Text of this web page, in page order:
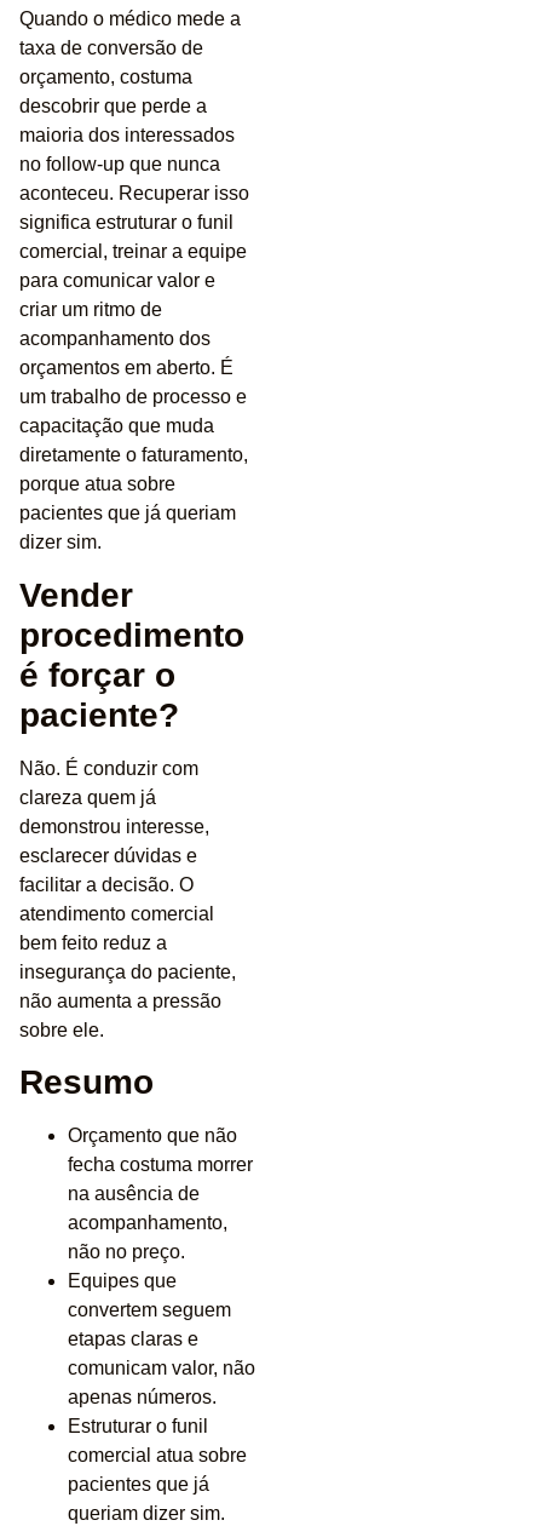
Quando o médico mede a
taxa de conversão de
orçamento, costuma
descobrir que perde a
maioria dos interessados
no follow-up que nunca
aconteceu. Recuperar isso
significa estruturar o funil
comercial, treinar a equipe
para comunicar valor e
criar um ritmo de
acompanhamento dos
orçamentos em aberto. É
um trabalho de processo e
capacitação que muda
diretamente o faturamento,
porque atua sobre
pacientes que já queriam
dizer sim.
Vender
procedimento
é forçar o
paciente?
Não. É conduzir com
clareza quem já
demonstrou interesse,
esclarecer dúvidas e
facilitar a decisão. O
atendimento comercial
bem feito reduz a
insegurança do paciente,
não aumenta a pressão
sobre ele.
Resumo
Orçamento que não
fecha costuma morrer
na ausência de
acompanhamento,
não no preço.
Equipes que
convertem seguem
etapas claras e
comunicam valor, não
apenas números.
Estruturar o funil
comercial atua sobre
pacientes que já
queriam dizer sim.